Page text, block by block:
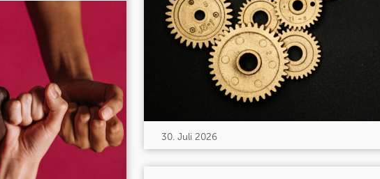
30. Juli 2026